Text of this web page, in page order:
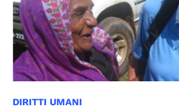
DIRITTI UMANI